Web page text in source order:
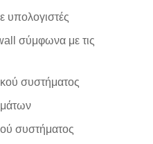
υπολογιστές
σύμφωνα με τις
συστήματος
συστήματος